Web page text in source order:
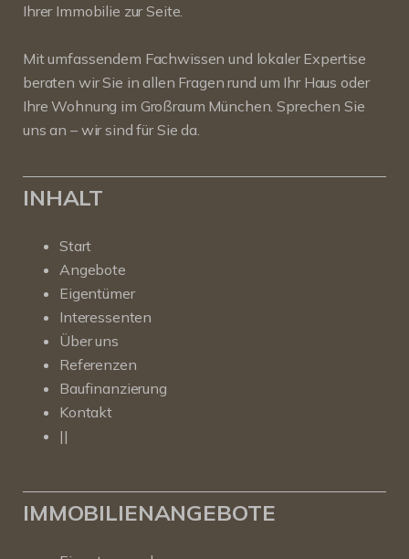
Ihrer Immobilie zur Seite.
Mit umfassendem Fachwissen und lokaler Expertise
beraten wir Sie in allen Fragen rund um Ihr Haus oder
Ihre Wohnung im Großraum München. Sprechen Sie
uns an – wir sind für Sie da.
INHALT
Start
Angebote
Eigentümer
Interessenten
Über uns
Referenzen
Baufinanzierung
Kontakt
||
IMMOBILIENANGEBOTE